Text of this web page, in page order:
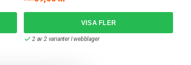
2 av 2 varianter I webblager